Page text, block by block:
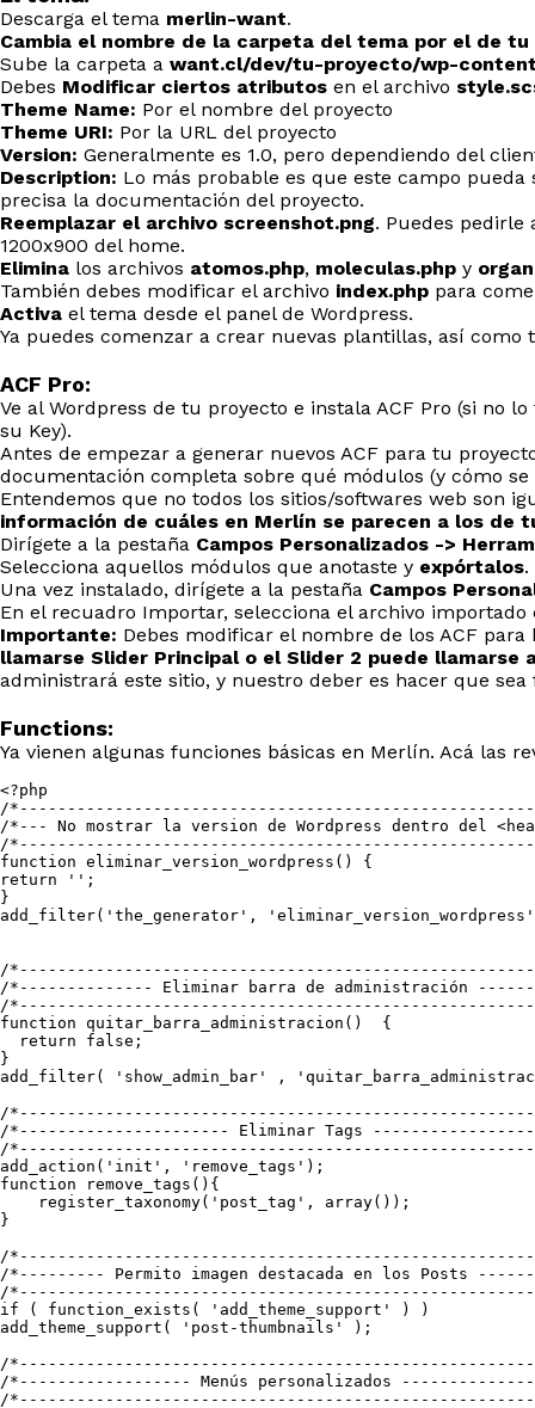
Descarga el tema merlin-want.
Cambia el nombre de la carpeta del tema por el de
Sube la carpeta a want.cl/dev/tu-proyecto/wp-
Debes Modificar ciertos atributos en el archivo
Theme Name: Por el nombre del proyecto
Theme URI: Por la URL del proyecto
Version: Generalmente es 1.0, pero dependiendo del
Description: Lo más probable es que este campo
precisa la documentación del proyecto.
Reemplazar el archivo screenshot.png. Puedes pedirle
1200x900 del home.
Elimina los archivos atomos.php, moleculas.php y
También debes modificar el archivo index.php para
Activa el tema desde el panel de Wordpress.
Ya puedes comenzar a crear nuevas plantillas, así
ACF Pro:
Ve al Wordpress de tu proyecto e instala ACF Pro (si no
su Key).
Antes de empezar a generar nuevos ACF para tu
documentación completa sobre qué módulos (y cómo
Entendemos que no todos los sitios/softwares web son
información de cuáles en Merlín se parecen a los de
Dirígete a la pestaña Campos Personalizados ->
Selecciona aquellos módulos que anotaste y expórtalos.
Una vez instalado, dirígete a la pestaña Campos
En el recuadro Importar, selecciona el archivo
Importante: Debes modificar el nombre de los ACF
llamarse Slider Principal o el Slider 2 puede llamarse
administrará este sitio, y nuestro deber es hacer que
Functions:
Ya vienen algunas funciones básicas en Merlín. Acá las
<?php
/
/*--- No mostrar la version de Wordpress dentro del
/
function eliminar_version_wordpress() {
return '';
}
add_filter('the_generator',
/
/*-------------- Eliminar barra de administración
/
function quitar_barra_administracion()  {
  return false;
}
add_filter( 'show_admin_bar' ,
/
/*---------------------- Eliminar Tags
/
add_action('init', 'remove_tags');
function remove_tags(){
    register_taxonomy('post_tag', array());
}
/
/*--------- Permito imagen destacada en los Posts
/
if ( function_exists( 'add_theme_support' ) )
add_theme_support( 'post-thumbnails' );
/
/*------------------ Menús personalizados
/